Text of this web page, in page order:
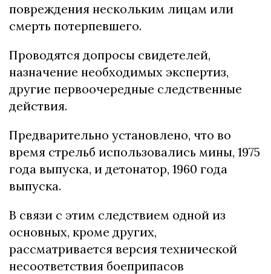
повреждения нескольким лицам или
смерть потерпевшего.
Проводятся допросы свидетелей,
назначение необходимых экспертиз,
другие первоочередные следственные
действия.
Предварительно установлено, что во
время стрельб использовались мины, 1975
года выпуска, и детонатор, 1960 года
выпуска.
В связи с этим следствием одной из
основных, кроме других,
рассматривается версия технической
несоответствия боеприпасов